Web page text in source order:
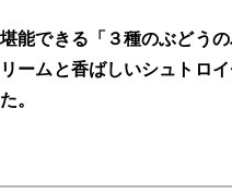
能できる「３種のぶどう
ームと香ばしいシュトロ
。